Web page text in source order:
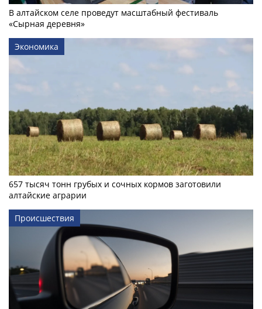
В алтайском селе проведут масштабный фестиваль
«Сырная деревня»
Экономика
657 тысяч тонн грубых и сочных кормов заготовили
алтайские аграрии
Происшествия